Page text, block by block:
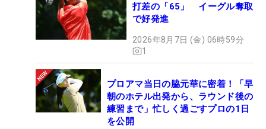
打差の「65」 イーグル奪取
で好発進
2026年8月7日 (金) 06時59分
1
プロアマ当日の脇元華に密着！「早
朝のホテル出発から、ラウンド後の
練習まで」忙しく過ごすプロの1日
を公開